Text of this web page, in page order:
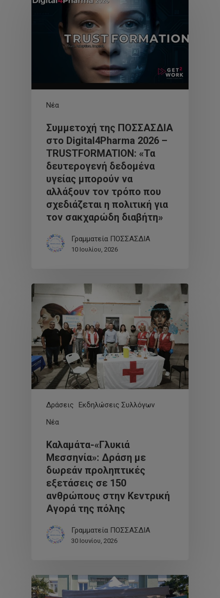
Νέα
Συμμετοχή της ΠΟΣΣΑΣΔΙΑ
στο Digital4Pharma 2026 –
TRUSTFORMATION: «Τα
δευτερογενή δεδομένα
υγείας μπορούν να
αλλάξουν τον τρόπο που
σχεδιάζεται η πολιτική για
τον σακχαρώδη διαβήτη»
Γραμματεία ΠΟΣΣΑΣΔΙΑ
10 Ιουλίου, 2026
Δράσεις
Εκδηλώσεις Συλλόγων
Νέα
Καλαμάτα-«Γλυκιά
Μεσσηνία»: Δράση με
δωρεάν προληπτικές
εξετάσεις σε 150
ανθρώπους στην Κεντρική
Αγορά της πόλης
Γραμματεία ΠΟΣΣΑΣΔΙΑ
30 Ιουνίου, 2026